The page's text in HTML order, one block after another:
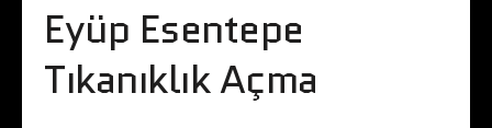
Eyüp Esentepe
Tıkanıklık Açma